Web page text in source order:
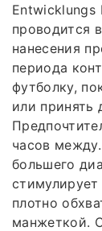
Entwicklungs
проводится
нанесения
периода
футболку,
или принять
часов
большего
плотно
манжеткой.